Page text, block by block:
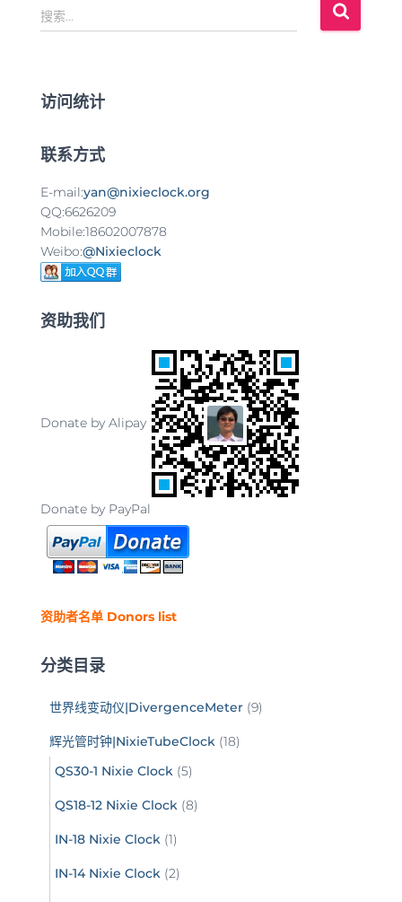
搜
索
搜索…
访问统计
联系方式
E-mail:yan@nixieclock.org
QQ:6626209
Mobile:18602007878
Weibo:@Nixieclock
资助我们
Donate by Alipay
Donate by PayPal
资助者名单 Donors list
分类目录
世界线变动仪|DivergenceMeter (9)
辉光管时钟|NixieTubeClock (18)
QS30-1 Nixie Clock (5)
QS18-12 Nixie Clock (8)
IN-18 Nixie Clock (1)
IN-14 Nixie Clock (2)